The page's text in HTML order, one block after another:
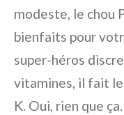
modeste, le chou
bienfaits pour
super-héros
vitamines, il fait
K. Oui, rien que